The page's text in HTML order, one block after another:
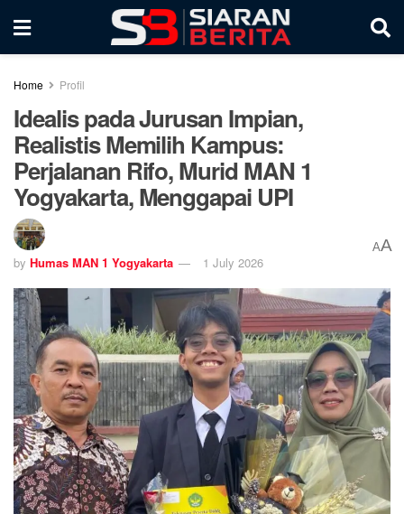
Home Profil
Idealis pada Jurusan Impian,
Realistis Memilih Kampus:
Perjalanan Rifo, Murid MAN 1
Yogyakarta, Menggapai UPI
by Humas MAN 1 Yogyakarta 1 July 2026
AA